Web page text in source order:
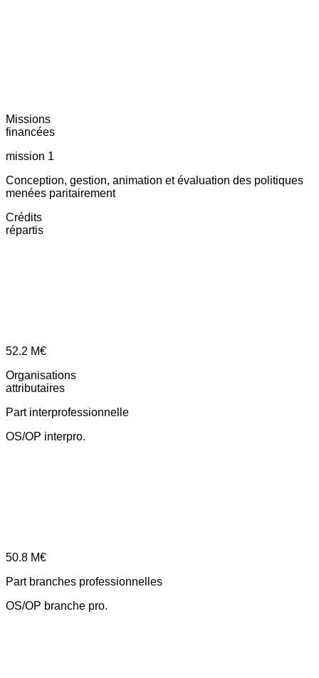
Missions
financées
mission 1
Conception, gestion, animation et évaluation des politiques
menées paritairement
Crédits
répartis
52.2 M€
Organisations
attributaires
Part interprofessionnelle
OS/OP interpro.
50.8 M€
Part branches professionnelles
OS/OP branche pro.